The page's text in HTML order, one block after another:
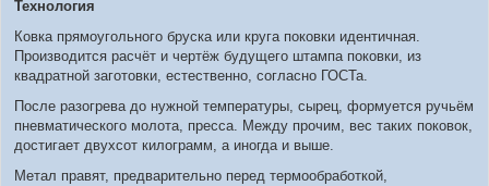
Технология
Ковка прямоугольного бруска или круга поковки идентичная.
Производится расчёт и чертёж будущего штампа поковки, из
квадратной заготовки, естественно, согласно ГОСТа.
После разогрева до нужной температуры, сырец, формуется ручьём
пневматического молота, пресса. Между прочим, вес таких поковок,
достигает двухсот килограмм, а иногда и выше.
Метал правят, предварительно перед термообработкой,